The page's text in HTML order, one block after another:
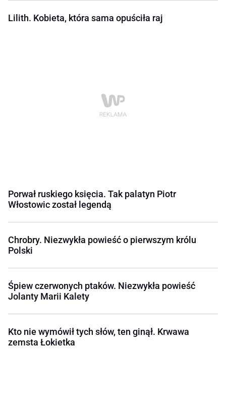
Lilith. Kobieta, która sama opuściła raj
Porwał ruskiego księcia. Tak palatyn Piotr
Włostowic został legendą
Chrobry. Niezwykła powieść o pierwszym królu
Polski
Śpiew czerwonych ptaków. Niezwykła powieść
Jolanty Marii Kalety
Kto nie wymówił tych słów, ten ginął. Krwawa
zemsta Łokietka